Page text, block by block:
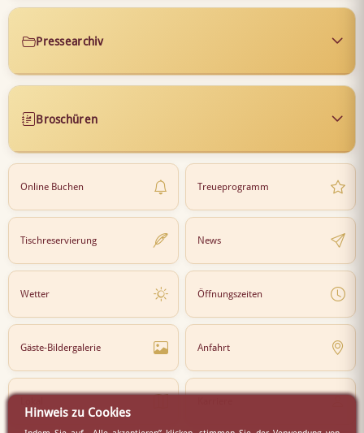
Pressearchiv
Broschüren
Online Buchen Treueprogramm
Tischreservierung News
Wetter Öffnungszeiten
Gäste-Bildergalerie Anfahrt
Hinweis zu Cookies